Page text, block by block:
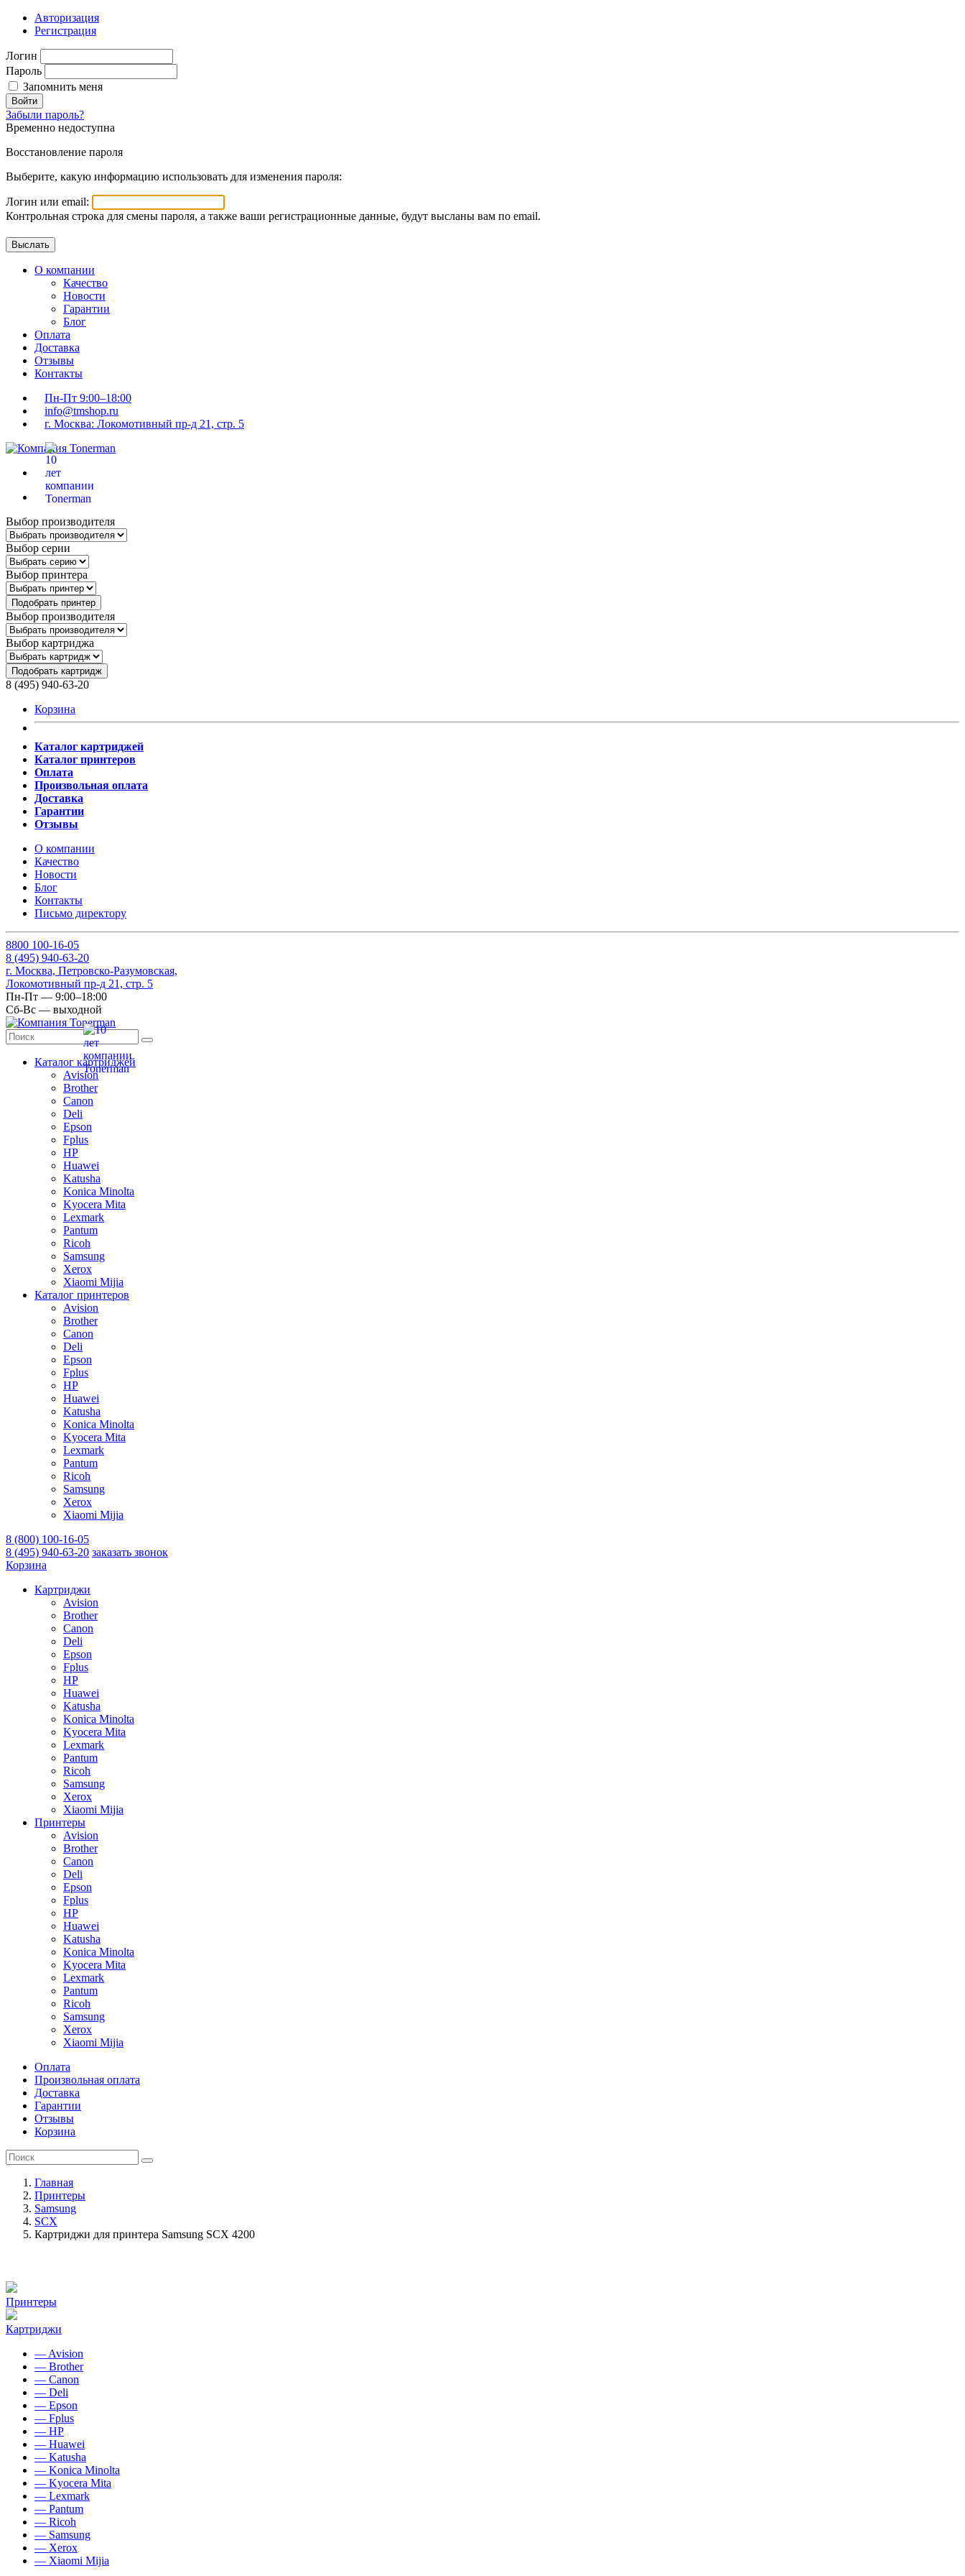
Авторизация
Регистрация
Логин
Пароль
Запомнить меня
Войти
Забыли пароль?
Временно недоступна
Восстановление пароля
Выберите, какую информацию использовать для изменения пароля:
Логин или email:
Контрольная строка для смены пароля, а также ваши регистрационные данные, будут высланы вам по email.
О компании
Качество
Новости
Гарантии
Блог
Оплата
Доставка
Отзывы
Контакты
Пн-Пт 9:00–18:00
info@tmshop.ru
г. Москва: Локомотивный пр-д 21, стр. 5
Выбор производителя
Выбор серии
Выбор принтера
Подобрать принтер
Выбор производителя
Выбор картриджа
Подобрать картридж
8 (495) 940-63-20
Корзина
Каталог картриджей
Каталог принтеров
Оплата
Произвольная оплата
Доставка
Гарантии
Отзывы
О компании
Качество
Новости
Блог
Контакты
Письмо директору
8800 100-16-05
8 (495) 940-63-20
г. Москва, Петровско-Разумовская,
Локомотивный пр-д 21, стр. 5
Пн-Пт — 9:00–18:00
Сб-Вс — выходной
Каталог картриджей
Avision
Brother
Canon
Deli
Epson
Fplus
HP
Huawei
Katusha
Konica Minolta
Kyocera Mita
Lexmark
Pantum
Ricoh
Samsung
Xerox
Xiaomi Mijia
Каталог принтеров
Avision
Brother
Canon
Deli
Epson
Fplus
HP
Huawei
Katusha
Konica Minolta
Kyocera Mita
Lexmark
Pantum
Ricoh
Samsung
Xerox
Xiaomi Mijia
8 (800) 100-16-05
8 (495) 940-63-20 заказать звонок
Корзина
Картриджи
Avision
Brother
Canon
Deli
Epson
Fplus
HP
Huawei
Katusha
Konica Minolta
Kyocera Mita
Lexmark
Pantum
Ricoh
Samsung
Xerox
Xiaomi Mijia
Принтеры
Avision
Brother
Canon
Deli
Epson
Fplus
HP
Huawei
Katusha
Konica Minolta
Kyocera Mita
Lexmark
Pantum
Ricoh
Samsung
Xerox
Xiaomi Mijia
Оплата
Произвольная оплата
Доставка
Гарантии
Отзывы
Корзина
Главная
Принтеры
Samsung
SCX
Картриджи для принтера Samsung SCX 4200
Принтеры
Картриджи
— Avision
— Brother
— Canon
— Deli
— Epson
— Fplus
— HP
— Huawei
— Katusha
— Konica Minolta
— Kyocera Mita
— Lexmark
— Pantum
— Ricoh
— Samsung
— Xerox
— Xiaomi Mijia